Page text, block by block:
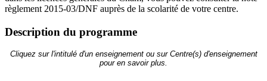
règlement 2015-03/DNF auprès de la scolarité de votre centre.
Description du programme
Cliquez sur l'intitulé d'un enseignement ou sur Centre(s) d'enseignement
pour en savoir plus.